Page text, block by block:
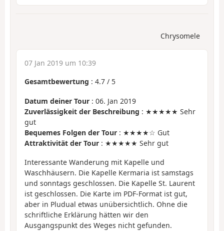
Chrysomele
07 Jan 2019 um 10:39
Gesamtbewertung : 4.7 / 5
Datum deiner Tour : 06. Jan 2019
Zuverlässigkeit der Beschreibung : ★★★★★ Sehr
gut
Bequemes Folgen der Tour : ★★★★☆ Gut
Attraktivität der Tour : ★★★★★ Sehr gut
Interessante Wanderung mit Kapelle und
Waschhäusern. Die Kapelle Kermaria ist samstags
und sonntags geschlossen. Die Kapelle St. Laurent
ist geschlossen. Die Karte im PDF-Format ist gut,
aber in Pludual etwas unübersichtlich. Ohne die
schriftliche Erklärung hätten wir den
Ausgangspunkt des Weges nicht gefunden.